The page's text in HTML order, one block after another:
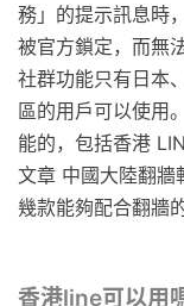
務」的提示訊息時
被官方鎖定，而無
社群功能只有日本
區的用戶可以使用
能的，包括香港
文章 中國大陸翻牆
幾款能夠配合翻牆
香港line可以用